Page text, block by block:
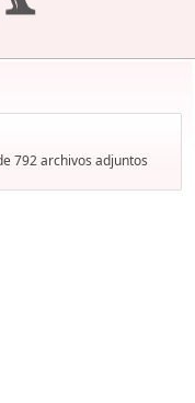
792 archivos adjuntos